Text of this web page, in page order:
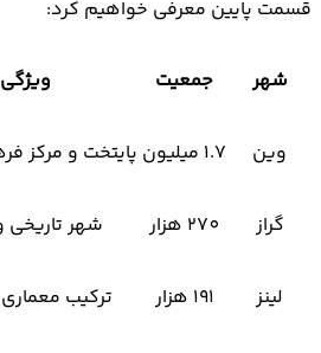
قسمت پایین معرفی خواهیم کرد:
شهر جمعیت
وین 1.7 میلیون پایتخت و مرکز
گراز 270 هزار شهر
لینز 191 هزار ترکیب